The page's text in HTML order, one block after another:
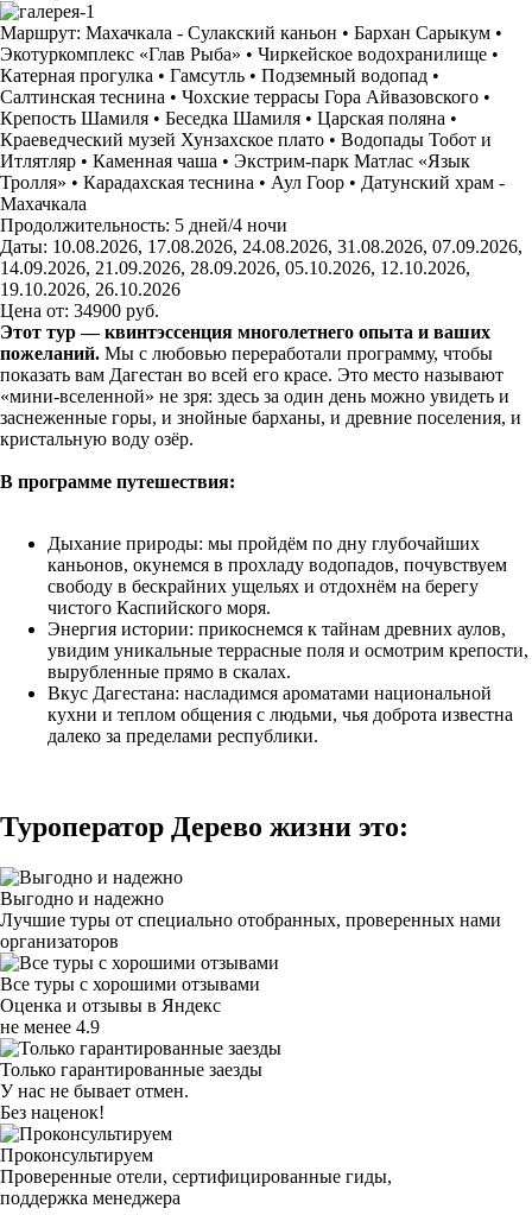
Маршрут: Махачкала - Сулакский каньон • Бархан Сарыкум •
Экотуркомплекс «Глав Рыба» • Чиркейское водохранилище •
Катерная прогулка • Гамсутль • Подземный водопад •
Салтинская теснина • Чохские террасы Гора Айвазовского •
Крепость Шамиля • Беседка Шамиля • Царская поляна •
Краеведческий музей Хунзахское плато • Водопады Тобот и
Итлятляр • Каменная чаша • Экстрим-парк Матлас «Язык
Тролля» • Карадахская теснина • Аул Гоор • Датунский храм -
Махачкала
Продолжительность: 5 дней/4 ночи
Даты: 10.08.2026, 17.08.2026, 24.08.2026, 31.08.2026, 07.09.2026,
14.09.2026, 21.09.2026, 28.09.2026, 05.10.2026, 12.10.2026,
19.10.2026, 26.10.2026
Цена от: 34900 руб.
Этот тур — квинтэссенция многолетнего опыта и ваших
пожеланий. Мы с любовью переработали программу, чтобы
показать вам Дагестан во всей его красе. Это место называют
«мини-вселенной» не зря: здесь за один день можно увидеть и
заснеженные горы, и знойные барханы, и древние поселения, и
кристальную воду озёр.
В программе путешествия:
Дыхание природы: мы пройдём по дну глубочайших
каньонов, окунемся в прохладу водопадов, почувствуем
свободу в бескрайних ущельях и отдохнём на берегу
чистого Каспийского моря.
Энергия истории: прикоснемся к тайнам древних аулов,
увидим уникальные террасные поля и осмотрим крепости,
вырубленные прямо в скалах.
Вкус Дагестана: насладимся ароматами национальной
кухни и теплом общения с людьми, чья доброта известна
далеко за пределами республики.
Туроператор Дерево жизни это:
Выгодно и надежно
Лучшие туры от специально отобранных, проверенных нами
организаторов
Все туры с хорошими отзывами
Оценка и отзывы в Яндекс
не менее 4.9
Только гарантированные заезды
У нас не бывает отмен.
Без наценок!
Проконсультируем
Проверенные отели, сертифицированные гиды,
поддержка менеджера